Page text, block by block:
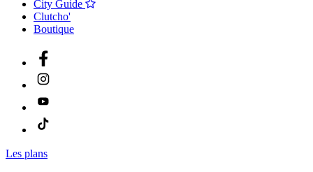
City Guide
Clutcho'
Boutique
Les plans